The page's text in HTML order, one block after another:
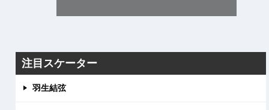
注目スケーター
羽生結弦